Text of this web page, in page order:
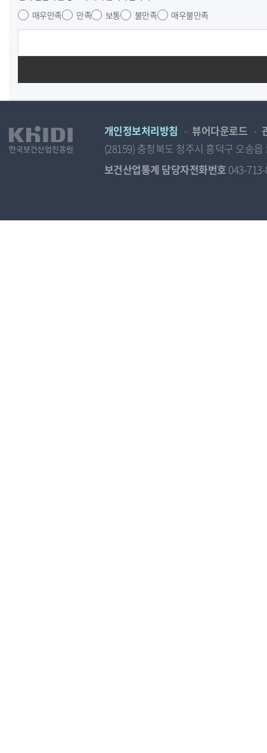
매우만족
만족 보통 불만족 매우불만족
개인정보처리방침 뷰어다운로드
(28159) 충청북도 청주시 흥덕구 오송
보건산업통계 담당자전화번호 043-